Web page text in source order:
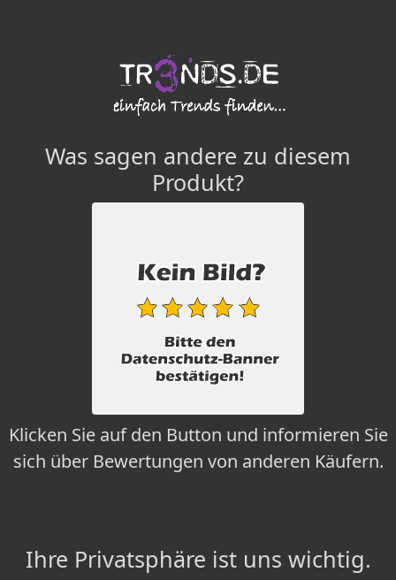
Was sagen andere zu diesem
Produkt?
Klicken Sie auf den Button und informieren Sie
sich über Bewertungen von anderen Käufern.
Ihre Privatsphäre ist uns wichtig.